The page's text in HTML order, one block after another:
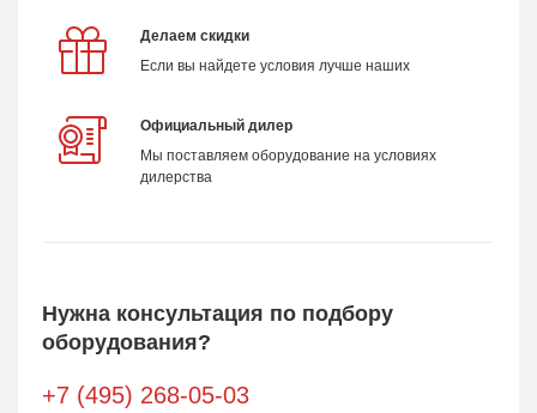
Делаем скидки
Если вы найдете условия лучше наших
Официальный дилер
Мы поставляем оборудование на условиях
дилерства
Нужна консультация по подбору
оборудования?
+7 (495) 268-05-03